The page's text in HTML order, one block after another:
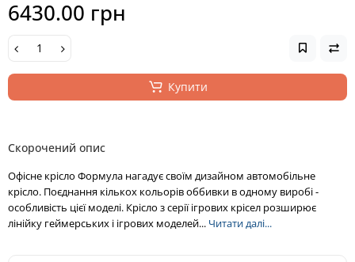
6430.00 грн
Купити
Скорочений опис
Офісне крісло Формула нагадує своїм дизайном автомобільне
крісло. Поєднання кількох кольорів оббивки в одному виробі -
особливість цієї моделі. Крісло з серії ігрових крісел розширює
лінійку геймерських і ігрових моделей... Читати далі...